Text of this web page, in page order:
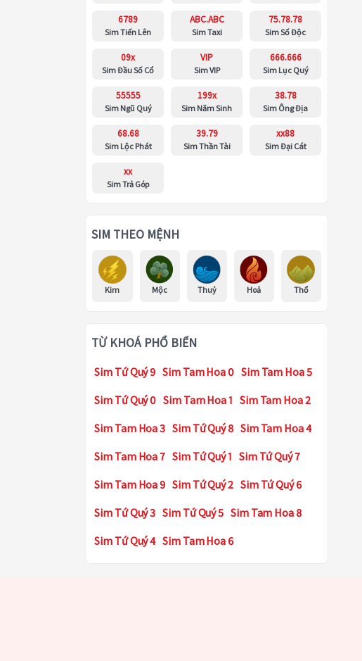
6789
Sim Tiến Lên
ABC.ABC
Sim Taxi
75.78.78
Sim Số Độc
09x
Sim Đầu Số Cổ
VIP
Sim VIP
666.666
Sim Lục Quý
55555
Sim Ngũ Quý
199x
Sim Năm Sinh
38.78
Sim Ông Địa
68.68
Sim Lộc Phát
39.79
Sim Thần Tài
xx88
Sim Đại Cát
xx
Sim Trả Góp
SIM THEO MỆNH
Kim Mộc Thuỷ Hoả Thổ
TỪ KHOÁ PHỔ BIẾN
Sim Tứ Quý 9 Sim Tam Hoa 0 Sim Tam Hoa 5
Sim Tứ Quý 0 Sim Tam Hoa 1 Sim Tam Hoa 2
Sim Tam Hoa 3 Sim Tứ Quý 8 Sim Tam Hoa 4
Sim Tam Hoa 7 Sim Tứ Quý 1 Sim Tứ Quý 7
Sim Tam Hoa 9 Sim Tứ Quý 2 Sim Tứ Quý 6
Sim Tứ Quý 3 Sim Tứ Quý 5 Sim Tam Hoa 8
Sim Tứ Quý 4 Sim Tam Hoa 6